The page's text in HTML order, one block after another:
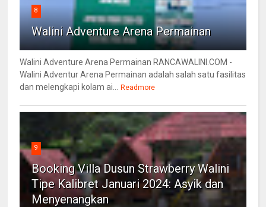
8
Walini Adventure Arena Permainan
Walini Adventure Arena Permainan RANCAWALINI.COM -
Walini Adventur Arena Permainan adalah salah satu fasilitas
dan melengkapi kolam ai...
Readmore
9
Booking Villa Dusun Strawberry Walini
Tipe Kalibret Januari 2024: Asyik dan
Menyenangkan